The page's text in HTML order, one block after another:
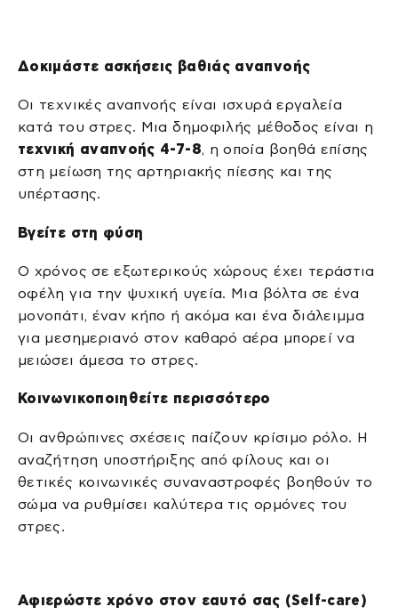
Δοκιμάστε ασκήσεις βαθιάς αναπνοής
Οι τεχνικές αναπνοής είναι ισχυρά εργαλεία
κατά του στρες. Μια δημοφιλής μέθοδος είναι η
τεχνική αναπνοής 4-7-8, η οποία βοηθά επίσης
στη μείωση της αρτηριακής πίεσης και της
υπέρτασης.
Βγείτε στη φύση
Ο χρόνος σε εξωτερικούς χώρους έχει τεράστια
οφέλη για την ψυχική υγεία. Μια βόλτα σε ένα
μονοπάτι, έναν κήπο ή ακόμα και ένα διάλειμμα
για μεσημεριανό στον καθαρό αέρα μπορεί να
μειώσει άμεσα το στρες.
Κοινωνικοποιηθείτε περισσότερο
Οι ανθρώπινες σχέσεις παίζουν κρίσιμο ρόλο. Η
αναζήτηση υποστήριξης από φίλους και οι
θετικές κοινωνικές συναναστροφές βοηθούν το
σώμα να ρυθμίσει καλύτερα τις ορμόνες του
στρες.
Αφιερώστε χρόνο στον εαυτό σας (Self-care)